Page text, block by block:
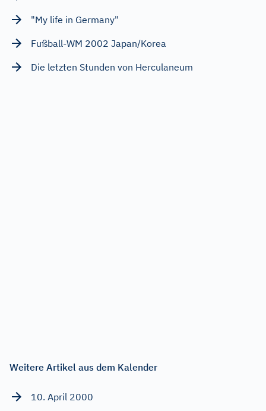
"My life in Germany"
Fußball-WM 2002 Japan/Korea
Die letzten Stunden von Herculaneum
Weitere Artikel aus dem Kalender
10. April 2000